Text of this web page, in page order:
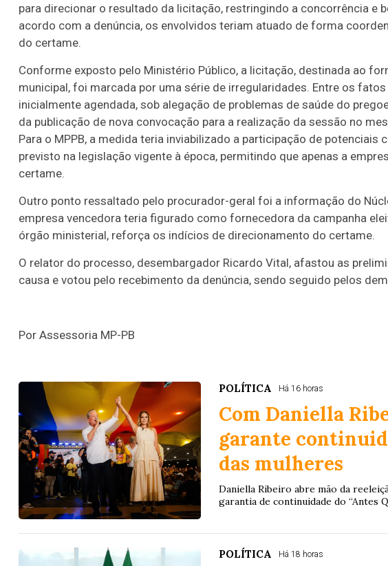
para direcionar o resultado da licitação, restringindo a concorrência e
acordo com a denúncia, os envolvidos teriam atuado de forma
do certame.
Conforme exposto pelo Ministério Público, a licitação, destinada ao
municipal, foi marcada por uma série de irregularidades. Entre os
inicialmente agendada, sob alegação de problemas de saúde do
da publicação de nova convocação para a realização da sessão no
Para o MPPB, a medida teria inviabilizado a participação de
previsto na legislação vigente à época, permitindo que apenas a
certame.
Outro ponto ressaltado pelo procurador-geral foi a informação do
empresa vencedora teria figurado como fornecedora da campanha
órgão ministerial, reforça os indícios de direcionamento do certame.
O relator do processo, desembargador Ricardo Vital, afastou as
causa e votou pelo recebimento da denúncia, sendo seguido pelos
Por Assessoria MP-PB
POLÍTICA Há 16 horas
Com Daniella
garante
das mulheres
Daniella Ribeiro abre mão da
garantia de continuidade do “Antes
POLÍTICA Há 18 horas